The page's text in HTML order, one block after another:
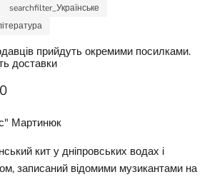
searchfilter_Українське
прийдуть окремими посилками.
доставки
Мартинюк
кит у дніпровських водах і
записаний відомими музикантами на